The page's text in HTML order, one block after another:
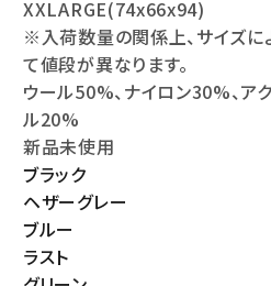
XXLARGE(74x66x94)
※入荷数量の関係上、サイズに
て値段が異なります。
ウール50%、ナイロン30%、ア
ル20%
新品未使用
ブラック
ヘザーグレー
ブルー
ラスト